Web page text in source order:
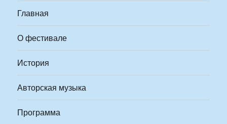
Главная
О фестивале
История
Авторская музыка
Программа